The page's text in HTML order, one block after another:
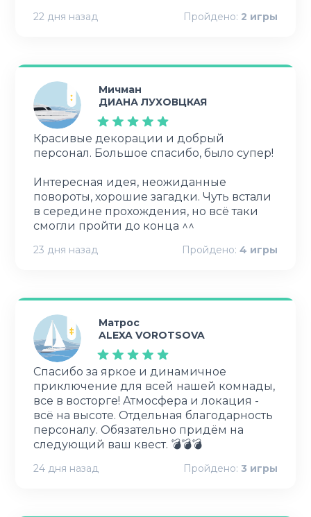
22 дня назад Пройдено: 2 игры
Мичман
ДИАНА ЛУХОВЦКАЯ
Красивые декорации и добрый
персонал. Большое спасибо, было супер!
Интересная идея, неожиданные
повороты, хорошие загадки. Чуть встали
в середине прохождения, но всё таки
смогли пройти до конца ^^
23 дня назад Пройдено: 4 игры
Матрос
ALEXA VOROTSOVA
Спасибо за яркое и динамичное
приключение для всей нашей комнады,
все в восторге! Атмосфера и локация -
всё на высоте. Отдельная благодарность
персоналу. Обязательно придём на
следующий ваш квест. 💣💣💣
24 дня назад Пройдено: 3 игры